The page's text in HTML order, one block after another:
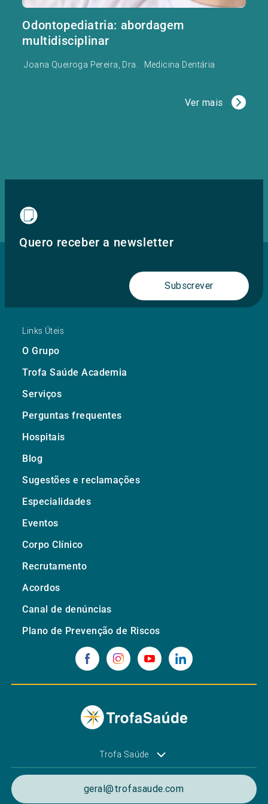
Odontopediatria: abordagem
multidisciplinar
Joana Queiroga Pereira, Dra. Medicina Dentária
Ver mais
Quero receber a newsletter
Subscrever
Links Úteis
O Grupo
Trofa Saúde Academia
Serviços
Perguntas frequentes
Hospitais
Blog
Sugestões e reclamações
Especialidades
Eventos
Corpo Clínico
Recrutamento
Acordos
Canal de denúncias
Plano de Prevenção de Riscos
Trofa Saúde
geral@trofasaude.com